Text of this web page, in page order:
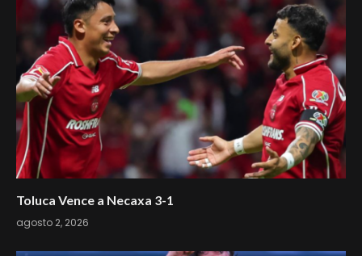
Toluca Vence a Necaxa 3-1
agosto 2, 2026